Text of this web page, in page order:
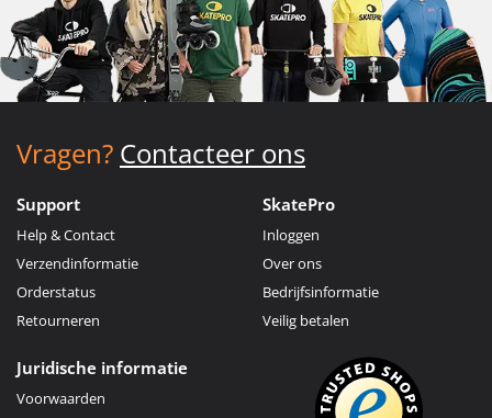
Vragen? Contacteer ons
Support
Help & Contact
Verzendinformatie
Orderstatus
Retourneren
SkatePro
Inloggen
Over ons
Bedrijfsinformatie
Veilig betalen
Juridische informatie
Voorwaarden